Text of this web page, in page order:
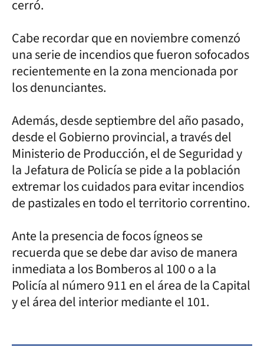
cerró.
Cabe recordar que en noviembre comenzó
una serie de incendios que fueron sofocados
recientemente en la zona mencionada por
los denunciantes.
Además, desde septiembre del año pasado,
desde el Gobierno provincial, a través del
Ministerio de Producción, el de Seguridad y
la Jefatura de Policía se pide a la población
extremar los cuidados para evitar incendios
de pastizales en todo el territorio correntino.
Ante la presencia de focos ígneos se
recuerda que se debe dar aviso de manera
inmediata a los Bomberos al 100 o a la
Policía al número 911 en el área de la Capital
y el área del interior mediante el 101.